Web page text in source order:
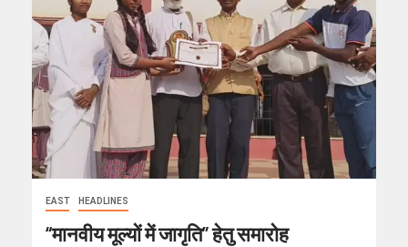
EAST HEADLINES
“मानवीय मूल्यों में जागृति” हेतु समारोह